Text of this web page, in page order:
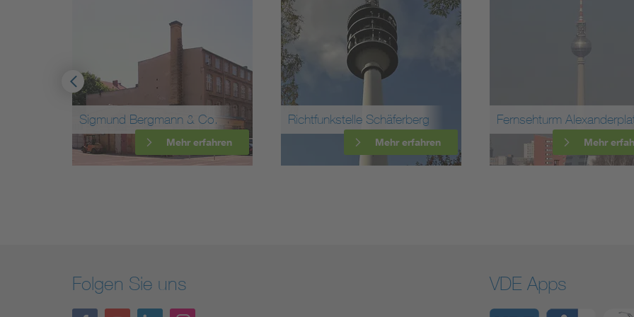
Richtfunkstelle Schäferberg
Mehr erfahren
Fernsehturm Alexanderplatz
Mehr erfahren
Umspannwerk
Mehr
Folgen Sie uns VDE Apps